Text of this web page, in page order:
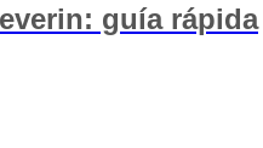
guía rápida